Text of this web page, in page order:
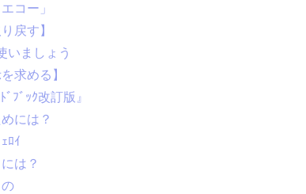
コー」
戻す】
いましょう
求める】
ﾌﾞｯｸ改訂版』
には？
ﾛｲ
は？